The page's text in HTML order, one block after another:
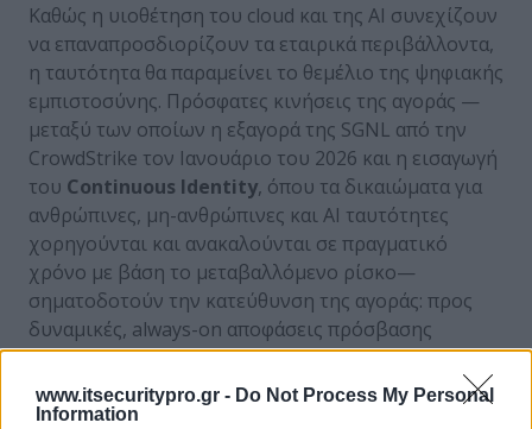
www.itsecuritypro.gr - Do Not Process My Personal
Information
Καθώς η υιοθέτηση του cloud και της AI συνεχίζουν
να επαναπροσδιορίζουν τα εταιρικά περιβάλλοντα,
η ταυτότητα θα παραμείνει το θεμέλιο της ψηφιακής
εμπιστοσύνης. Πρόσφατες κινήσεις της αγοράς —
μεταξύ των οποίων η εξαγορά της SGNL από την
CrowdStrike τον Ιανουάριο του 2026 και η εισαγωγή
του Continuous Identity, όπου τα δικαιώματα για
ανθρώπινες, μη-ανθρώπινες και AI ταυτότητες
χορηγούνται και ανακαλούνται σε πραγματικό
χρόνο με βάση το μεταβαλλόμενο ρίσκο—
σηματοδοτούν την κατεύθυνση της αγοράς: προς
δυναμικές, always-on αποφάσεις πρόσβασης
σχεδιασμένες για περιβάλλοντα όπου οι AI agents
δρουν αυτόνομα και σε ταχύτητα μηχανής. Στο
τοπίο κυβερνοασφάλειας της εποχής της AI, η